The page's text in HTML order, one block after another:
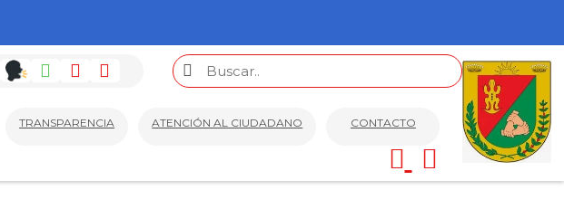
TRANSPARENCIA ATENCIÓN AL CIUDADANO CONTACTO